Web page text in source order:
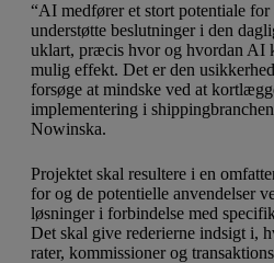
“AI medfører et stort potentiale for
understøtte beslutninger i den
uklart, præcis hvor og hvordan AI
mulig effekt. Det er den
forsøge at mindske ved at
implementering i
Nowinska.
Projektet skal resultere i en
for og de potentielle anvendelser
løsninger i forbindelse med
Det skal give rederierne indsigt i,
rater, kommissioner og